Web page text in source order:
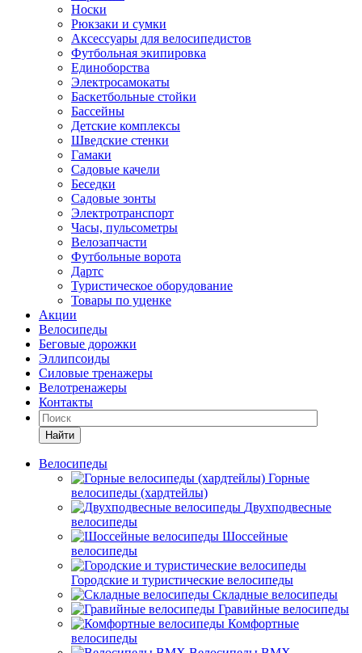
Носки
Рюкзаки и сумки
Аксессуары для велосипедистов
Футбольная экипировка
Единоборства
Электросамокаты
Баскетбольные стойки
Бассейны
Детские комплексы
Шведские стенки
Гамаки
Садовые качели
Беседки
Садовые зонты
Электротранспорт
Часы, пульсометры
Велозапчасти
Футбольные ворота
Дартс
Туристическое оборудование
Товары по уценке
Акции
Велосипеды
Беговые дорожки
Эллипсоиды
Силовые тренажеры
Велотренажеры
Контакты
Найти
Велосипеды
Горные
велосипеды (хардтейлы)
Двухподвесные
велосипеды
Шоссейные
велосипеды
Городские и туристические велосипеды
Складные велосипеды
Гравийные велосипеды
Комфортные
велосипеды